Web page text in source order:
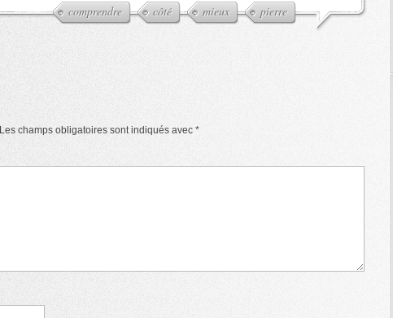
comprendre côté mieux pierre
Les champs obligatoires sont indiqués avec *